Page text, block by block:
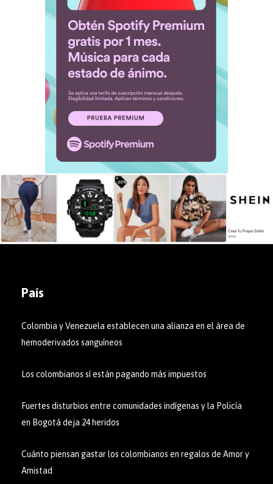
País
Colombia y Venezuela establecen una alianza en el área de
hemoderivados sanguíneos
Los colombianos sí están pagando más impuestos
Fuertes disturbios entre comunidades indígenas y la Policía
en Bogotá deja 24 heridos
Cuánto piensan gastar los colombianos en regalos de Amor y
Amistad